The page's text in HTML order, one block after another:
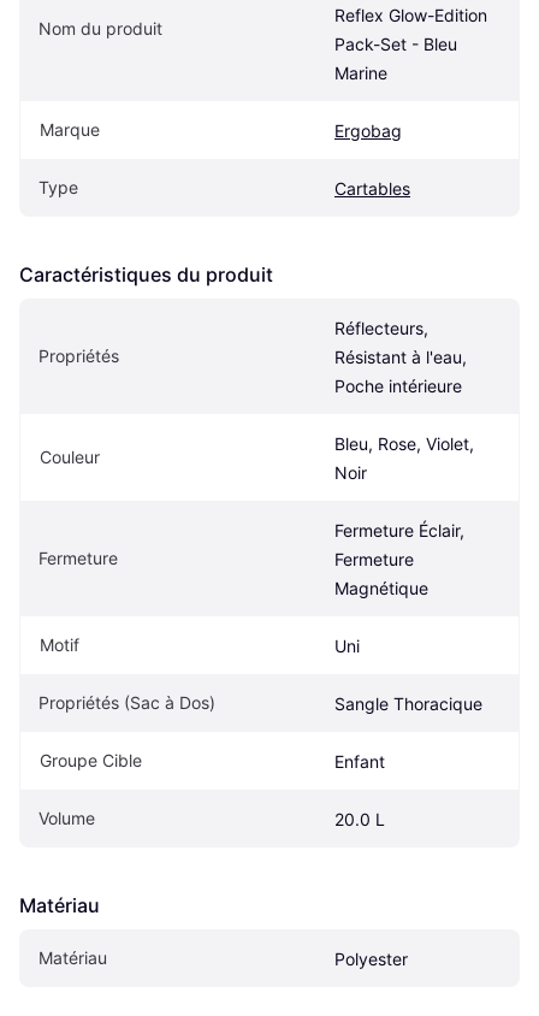
Nom du produit
Reflex Glow-Edition
Pack-Set - Bleu
Marine
Marque Ergobag
Type Cartables
Caractéristiques du produit
Propriétés
Réflecteurs,
Résistant à l'eau,
Poche intérieure
Couleur
Bleu, Rose, Violet,
Noir
Fermeture
Fermeture Éclair,
Fermeture
Magnétique
Motif Uni
Propriétés (Sac à Dos) Sangle Thoracique
Groupe Cible Enfant
Volume 20.0 L
Matériau
Matériau Polyester